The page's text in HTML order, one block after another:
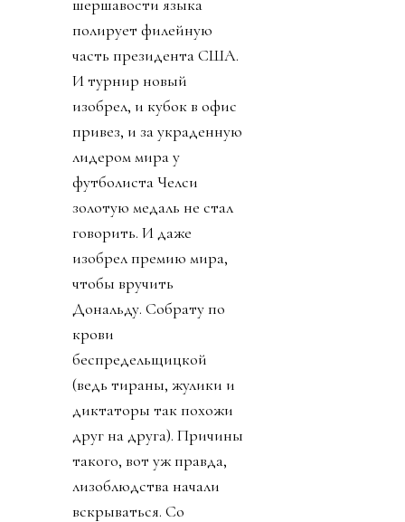
шершавости языка
полирует филейную
часть президента США.
И турнир новый
изобрел, и кубок в офис
привез, и за украденную
лидером мира у
футболиста Челси
золотую медаль не стал
говорить. И даже
изобрел премию мира,
чтобы вручить
Дональду. Собрату по
крови
беспредельщицкой
(ведь тираны, жулики и
диктаторы так похожи
друг на друга). Причины
такого, вот уж правда,
лизоблюдства начали
вскрываться. Со